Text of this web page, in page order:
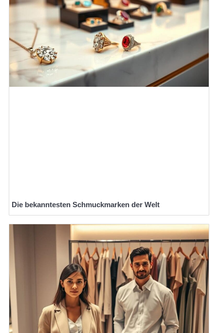
Die bekanntesten Schmuckmarken der Welt